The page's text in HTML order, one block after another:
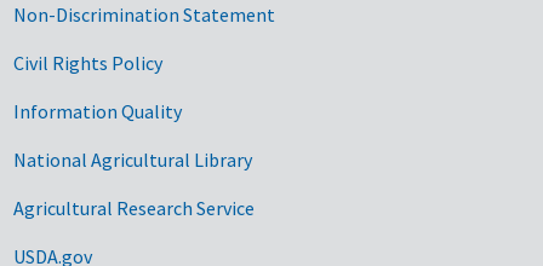
Non-Discrimination Statement
Civil Rights Policy
Information Quality
National Agricultural Library
Agricultural Research Service
USDA.gov